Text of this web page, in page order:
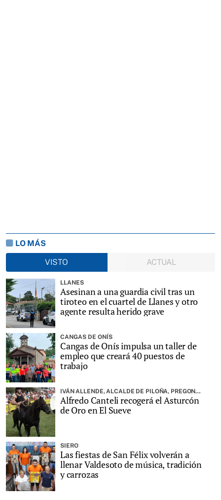
LO MÁS
VISTO
ACTUAL
LLANES
Asesinan a una guardia civil tras un
tiroteo en el cuartel de Llanes y otro
agente resulta herido grave
CANGAS DE ONÍS
Cangas de Onís impulsa un taller de
empleo que creará 40 puestos de
trabajo
IVÁN ALLENDE, ALCALDE DE PILOÑA, PREGONARÁ LA FIESTA
Alfredo Canteli recogerá el Asturcón
de Oro en El Sueve
SIERO
Las fiestas de San Félix volverán a
llenar Valdesoto de música, tradición
y carrozas